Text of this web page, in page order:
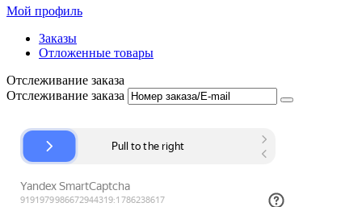
Мой профиль
Заказы
Отложенные товары
Отслеживание заказа
Отслеживание заказа